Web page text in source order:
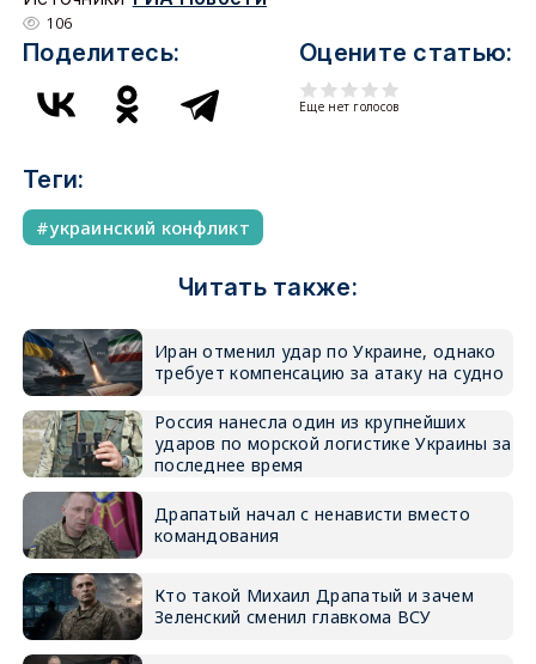
106
Поделитесь: Оцените статью:
Еще нет голосов
Теги:
украинский конфликт
Читать также:
Иран отменил удар по Украине, однако
требует компенсацию за атаку на судно
Россия нанесла один из крупнейших
ударов по морской логистике Украины за
последнее время
Драпатый начал с ненависти вместо
командования
Кто такой Михаил Драпатый и зачем
Зеленский сменил главкома ВСУ